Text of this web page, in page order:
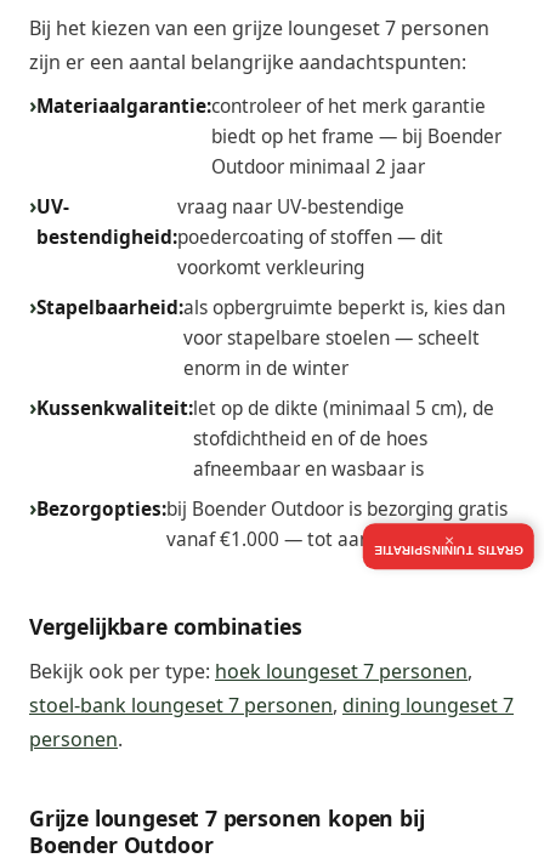
Bij het kiezen van een grijze loungeset 7 personen
zijn er een aantal belangrijke aandachtspunten:
Materiaalgarantie:controleer of het merk garantie
biedt op het frame — bij Boender
Outdoor minimaal 2 jaar
UV-
bestendigheid:
vraag naar UV-bestendige
poedercoating of stoffen — dit
voorkomt verkleuring
Stapelbaarheid:als opbergruimte beperkt is, kies dan
voor stapelbare stoelen — scheelt
enorm in de winter
Kussenkwaliteit:let op de dikte (minimaal 5 cm), de
stofdichtheid en of de hoes
afneembaar en wasbaar is
Bezorgopties:bij Boender Outdoor is bezorging gratis
vanaf €1.000 — tot aan je deur
Vergelijkbare combinaties
Bekijk ook per type: hoek loungeset 7 personen,
stoel-bank loungeset 7 personen, dining loungeset 7
personen.
Grijze loungeset 7 personen kopen bij
Boender Outdoor
GRATIS TUININSPIRATIE
×